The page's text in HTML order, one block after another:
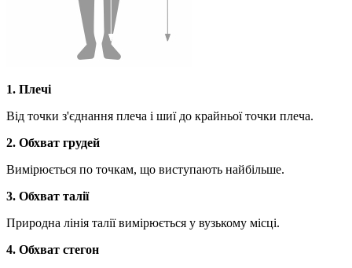
1. Плечі
Від точки з'єднання плеча і шиї до крайньої точки плеча.
2. Обхват грудей
Вимірюється по точкам, що виступають найбільше.
3. Обхват талії
Природна лінія талії вимірюється у вузькому місці.
4. Обхват стегон